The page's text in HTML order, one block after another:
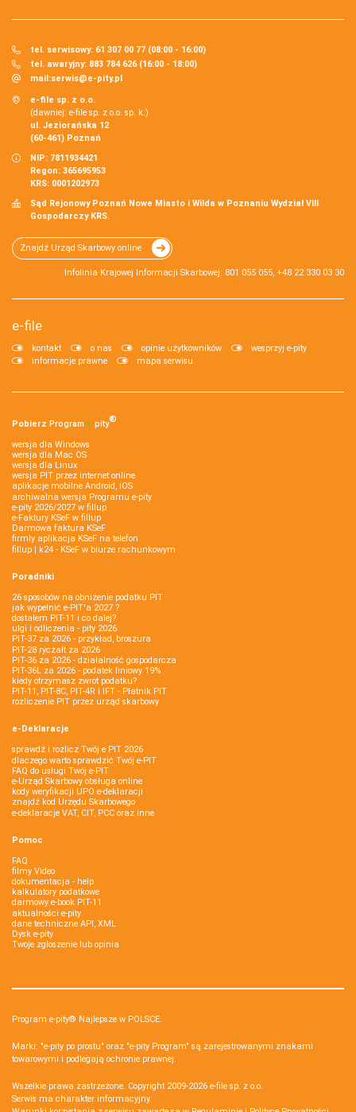
tel. serwisowy: 61 307 00 77 (08:00 - 16:00)
tel. awaryjny: 883 784 626 (16:00 - 18:00)
mail:serwis@e-pity.pl
e-file sp. z o.o.
(dawniej: e-file sp. z o.o. sp. k.)
ul. Jeziorańska 12
(60-461) Poznań
NIP: 7811934421
Regon: 365695953
KRS: 0001202973
Sąd Rejonowy Poznań Nowe Miasto i Wilda w Poznaniu Wydział VIII
Gospodarczy KRS.
Znajdź Urząd Skarbowy online
Infolinia Krajowej Informacji Skarbowej: 801 055 055, +48 22 330 03 30
e-file
kontakt o nas opinie użytkowników
wesprzyj e-pity
informacje prawne
mapa serwisu
Pobierz Program e‑pity®
wersja dla Windows
wersja dla Mac OS
wersja dla Linux
wersja PIT przez internet online
aplikacje mobilne Android, iOS
archiwalna wersja Programu e-pity
e-pity 2026/2027 w fillup
e‑Faktury KSeF w fillup
Darmowa faktura KSeF
firmly aplikacja KSeF na telefon
fillup | k24 - KSeF w biurze rachunkowym
Poradniki
26 sposobów na obniżenie podatku PIT
jak wypełnić e-PIT'a 2027 ?
dostałem PIT-11 i co dalej?
ulgi i odliczenia - pity 2026
PIT-37 za 2026 - przykład, broszura
PIT-28 ryczałt za 2026
PIT-36 za 2026 - działalność gospodarcza
PIT-36L za 2026 - podatek liniowy 19%
kiedy otrzymasz zwrot podatku?
PIT-11, PIT-8C, PIT-4R i IFT - Płatnik PIT
rozliczenie PIT przez urząd skarbowy
e-Deklaracje
sprawdź i rozlicz Twój e PIT 2026
dlaczego warto sprawdzić Twój e-PIT
FAQ do usługi Twój e-PIT
e-Urząd Skarbowy obsługa online
kody weryfikacji UPO e-deklaracji
znajdź kod Urzędu Skarbowego
e-deklaracje VAT, CIT, PCC oraz inne
Pomoc
FAQ
filmy Video
dokumentacja - help
kalkulatory podatkowe
darmowy e-book PIT-11
aktualności e-pity
dane techniczne API, XML
Dysk e-pity
Twoje zgłoszenie lub opinia
Program e-pity® Najlepsze w POLSCE.
Marki: "e-pity po prostu" oraz "e-pity Program" są zarejestrowanymi znakami
towarowymi i podlegają ochronie prawnej.
Wszelkie prawa zastrzeżone. Copyright 2009-2026 e-file sp. z o.o.
Serwis ma charakter informacyjny.